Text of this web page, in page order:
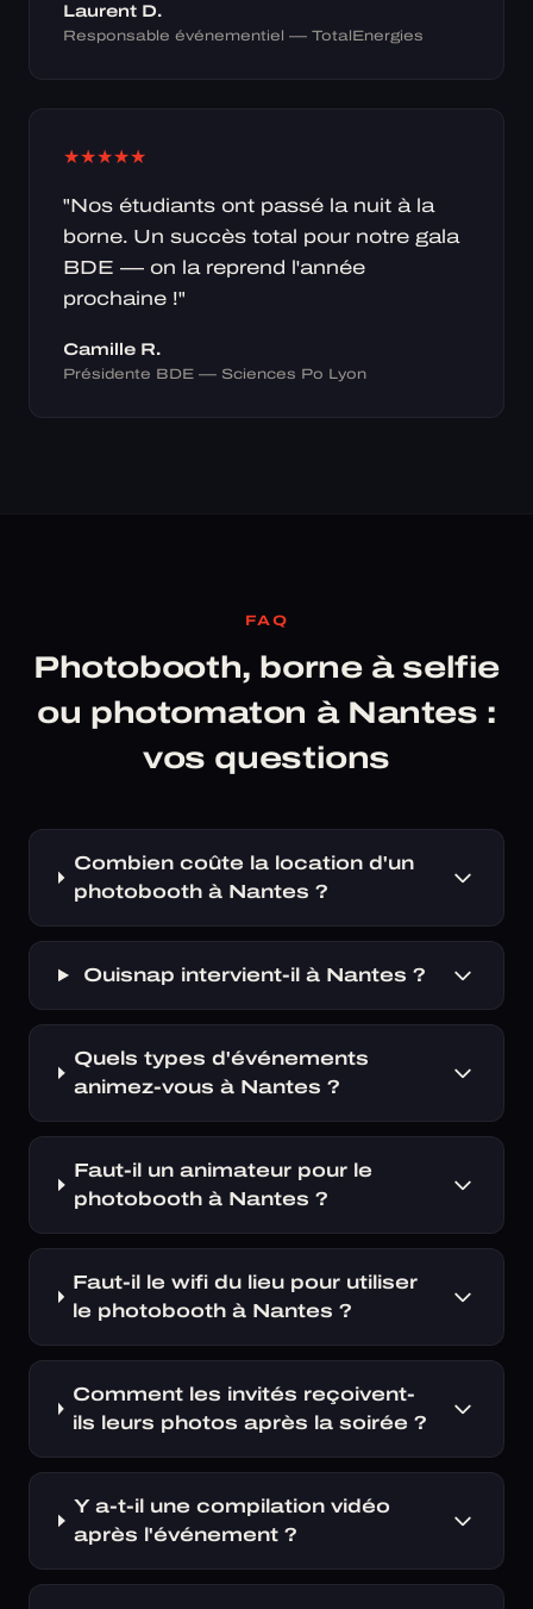
Laurent D.
Responsable événementiel — TotalEnergies
★★★★★
"Nos étudiants ont passé la nuit à la
borne. Un succès total pour notre gala
BDE — on la reprend l'année
prochaine !"
Camille R.
Présidente BDE — Sciences Po Lyon
FAQ
Photobooth, borne à selfie
ou photomaton à Nantes :
vos questions
Combien coûte la location d'un
photobooth à Nantes ?
Ouisnap intervient-il à Nantes ?
Quels types d'événements
animez-vous à Nantes ?
Faut-il un animateur pour le
photobooth à Nantes ?
Faut-il le wifi du lieu pour utiliser
le photobooth à Nantes ?
Comment les invités reçoivent-
ils leurs photos après la soirée ?
Y a-t-il une compilation vidéo
après l'événement ?